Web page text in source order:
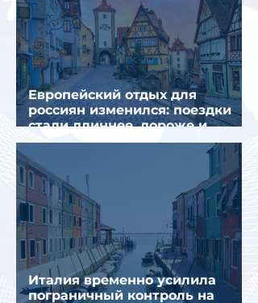
Европейский отдых для
россиян изменился: поездки
стали длиннее, дороже и
сложнее
Италия временно усилила
пограничный контроль на